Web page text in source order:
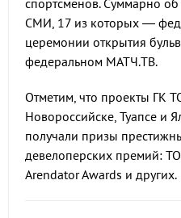
спортсменов. Суммарно
СМИ, 17 из которых —
церемонии открытия
федеральном МАТЧ.ТВ.
Отметим, что проекты ГК
Новороссийске, Туапсе и
получали призы
девелоперских премий:
Arendator Awards и других.